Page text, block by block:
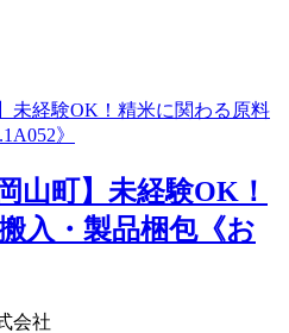
山町】未経験OK！
入・製品梱包《お
会社